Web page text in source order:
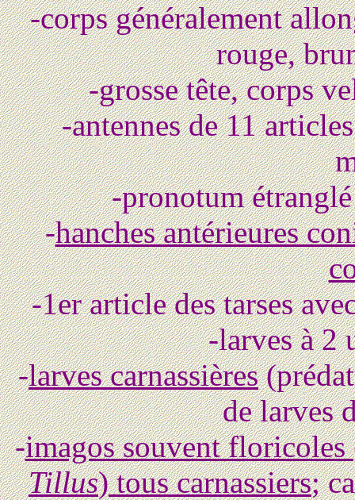
-corps généralement
rouge,
-grosse tête, corps
-antennes de 11
-pronotum
-hanches antérieures
-1er article des tarses
-larves à 2
-larves carnassières
de larves
-imagos souvent floricoles
Tillus) tous carnassiers;